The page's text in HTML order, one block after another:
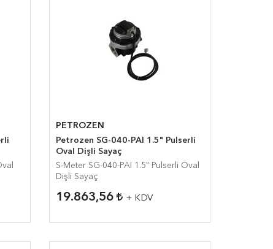
PETROZEN
Petrozen SG-040-PAI 1.5" Pulserli
Oval Dişli Sayaç
S-Meter SG-040-PAI 1.5" Pulserli Oval
Dişli Sayaç
19.863,56 + KDV